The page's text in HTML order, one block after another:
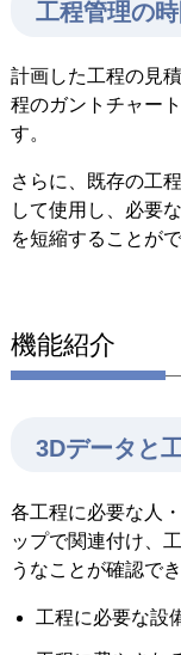
工程管理の
計画した工程の見
程のガントチャー
す。
さらに、既存の工
して使用し、必要
を短縮することがで
機能紹介
3Dデータと
各工程に必要な人
ップで関連付け、
うなことが確認でき
工程に必要な設